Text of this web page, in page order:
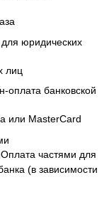
лиц
или MasterCard
Оплата частями для
(в зависимости